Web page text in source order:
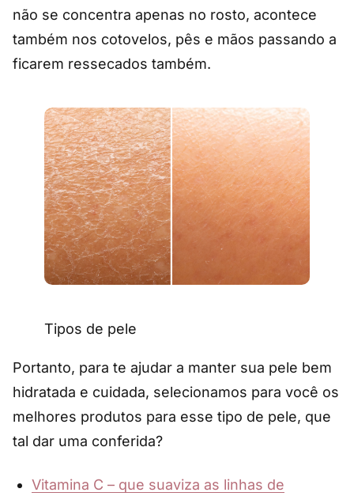
não se concentra apenas no rosto, acontece
também nos cotovelos, pês e mãos passando a
ficarem ressecados também.
Tipos de pele
Portanto, para te ajudar a manter sua pele bem
hidratada e cuidada, selecionamos para você os
melhores produtos para esse tipo de pele, que
tal dar uma conferida?
Vitamina C – que suaviza as linhas de